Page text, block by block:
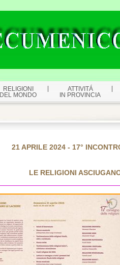
RELIGIONI
DEL MONDO
ATTIVITÁ
IN PROVINCIA
21 APRILE 2024 - 17°
LE RELIGIONI